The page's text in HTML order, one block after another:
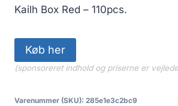
Kailh Box Red – 110pcs.
Køb her
(sponsoreret indhold og priserne er
Varenummer (SKU): 285e1e3c2bc9